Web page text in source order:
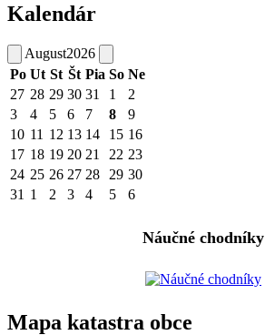
Kalendár
August2026
Po Ut St Št Pia So Ne
27 28 29 30 31 1
2
3
4 5 6 7 8
9
10 11 12 13 14 15 16
17 18 19 20 21 22 23
24 25 26 27 28 29 30
31 1 2 3 4 5 6
Náučné chodníky
Mapa katastra obce